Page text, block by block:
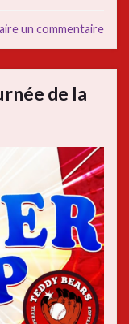
un commentaire
de la